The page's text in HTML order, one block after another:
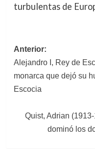
turbulentas de
Navegación
de
entradas
Anterior:
Alejandro I, Rey de
monarca que dejó su
Escocia
Quist, Adrian
dominó los